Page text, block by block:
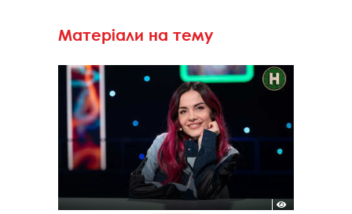
Матеріали на тему